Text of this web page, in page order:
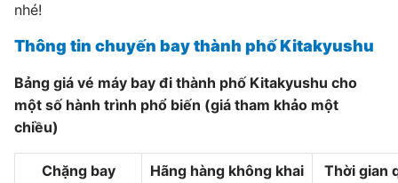
nhé!
Thông tin chuyến bay thành phố Kitakyushu
Bảng giá vé máy bay đi thành phố Kitakyushu cho
một số hành trình phổ biến (giá tham khảo một
chiều)
Chặng bay
Hãng hàng không khai
Thời gian